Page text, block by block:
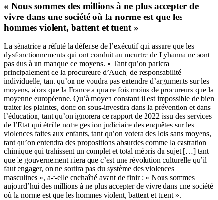
« Nous sommes des millions à ne plus accepter de
vivre dans une société où la norme est que les
hommes violent, battent et tuent »
La sénatrice a réfuté la défense de l’exécutif qui assure que les
dysfonctionnements qui ont conduit au meurtre de Lyhanna ne sont
pas dus à un manque de moyens. « Tant qu’on parlera
principalement de la procureure d’Auch, de responsabilité
individuelle, tant qu’on ne voudra pas entendre d’arguments sur les
moyens, alors que la France a quatre fois moins de procureurs que la
moyenne européenne. Qu’à moyen constant il est impossible de bien
traiter les plaintes, donc on sous-investira dans la prévention et dans
l’éducation, tant qu’on ignorera ce rapport de 2022 issu des services
de l’Etat qui étrille notre gestion judiciaire des enquêtes sur les
violences faites aux enfants, tant qu’on votera des lois sans moyens,
tant qu’on entendra des propositions absurdes comme la castration
chimique qui trahissent un complet et total mépris du sujet […] tant
que le gouvernement niera que c’est une révolution culturelle qu’il
faut engager, on ne sortira pas du système des violences
masculines », a-t-elle enchaîné avant de finir : « Nous sommes
aujourd’hui des millions à ne plus accepter de vivre dans une société
où la norme est que les hommes violent, battent et tuent ».